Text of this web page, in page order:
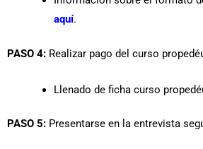
aquí.
PASO 4: Realizar pago del curso
Llenado de ficha curso
PASO 5: Presentarse en la entrevista